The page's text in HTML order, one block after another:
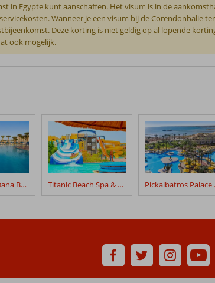
in Egypte kunt aanschaffen. Het visum is in de
Wanneer je een visum bij de Corendonbalie
Deze korting is niet geldig op al lopende
ook mogelijk.
Pickalbatros Dana Beach Resort Titanic Beach Spa & Aqua Park